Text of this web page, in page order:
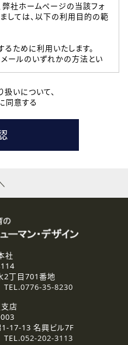
弊社ホームページの当該フォ
しては、以下の利用目的の範
めに利用いたします。
ールのいずれかの方法とい
録時の参考情報として利
企業の皆様
めに利用いたします。
ールのいずれかの方法とい
絡のために利用いたしま
答するために利用いたし
ールのいずれかの方法とい
等の規定に従う場合を除き、
準を満たした委託先に、個
いについて、
同意する
社
2丁目701番地
TEL.0776-35-8230
店
17-13 名興ビル7F
TEL.052-202-3113